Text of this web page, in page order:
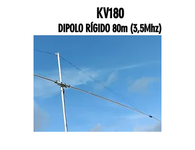
KV180
DIPOLO RÍGIDO 80m (3,5Mhz)